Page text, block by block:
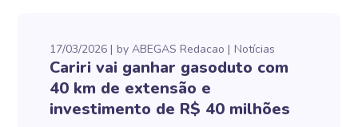
17/03/2026 byABEGAS Redacao Notícias
Cariri vai ganhar gasoduto com
40 km de extensão e
investimento de R$ 40 milhões